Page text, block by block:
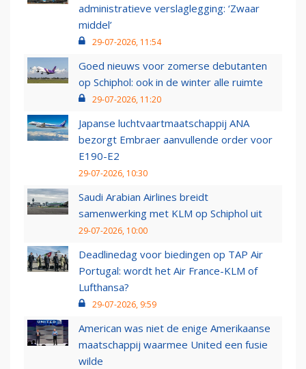
administratieve verslaglegging: ‘Zwaar
middel’
29-07-2026, 11:54
Goed nieuws voor zomerse debutanten
op Schiphol: ook in de winter alle ruimte
29-07-2026, 11:20
Japanse luchtvaartmaatschappij ANA
bezorgt Embraer aanvullende order voor
E190-E2
29-07-2026, 10:30
Saudi Arabian Airlines breidt
samenwerking met KLM op Schiphol uit
29-07-2026, 10:00
Deadlinedag voor biedingen op TAP Air
Portugal: wordt het Air France-KLM of
Lufthansa?
29-07-2026, 9:59
American was niet de enige Amerikaanse
maatschappij waarmee United een fusie
wilde